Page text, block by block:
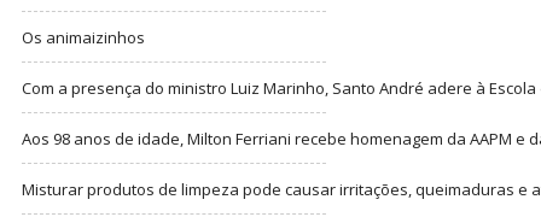
Os animaizinhos
Com a presença do ministro Luiz Marinho, Santo André adere à
Aos 98 anos de idade, Milton Ferriani recebe homenagem da AAPM e
Misturar produtos de limpeza pode causar irritações, queimaduras e